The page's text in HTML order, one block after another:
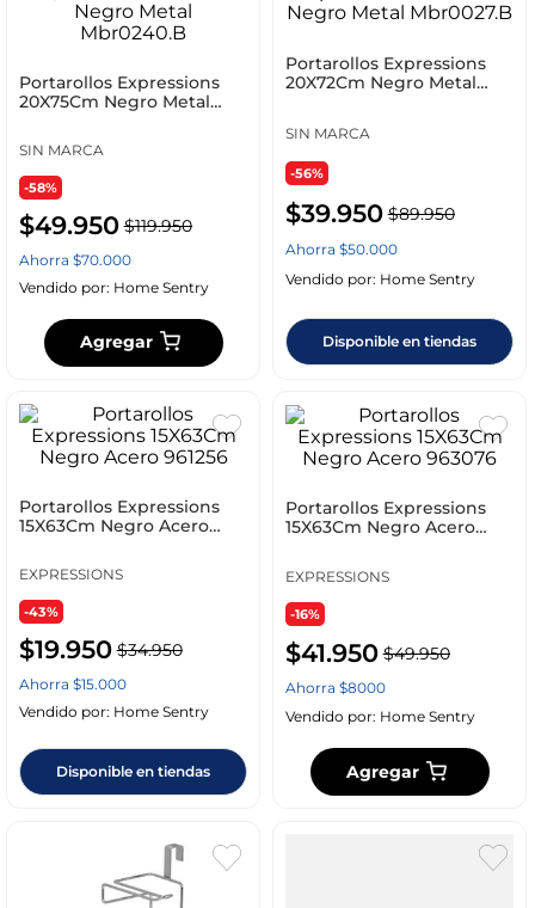
Portarollos Expressions
20X75Cm Negro Metal
SIN MARCA
-58%
$49.950 $119.950
Ahorra $70.000
Vendido por: Home Sentry
Agregar
Portarollos Expressions
20X72Cm Negro Metal
SIN MARCA
-56%
$39.950 $89.950
Ahorra $50.000
Vendido por: Home Sentry
Disponible en tiendas
Portarollos Expressions
15X63Cm Negro Acero
EXPRESSIONS
-43%
$19.950 $34.950
Ahorra $15.000
Vendido por: Home Sentry
Disponible en tiendas
Portarollos Expressions
15X63Cm Negro Acero
EXPRESSIONS
-16%
$41.950 $49.950
Ahorra $8000
Vendido por: Home Sentry
Agregar